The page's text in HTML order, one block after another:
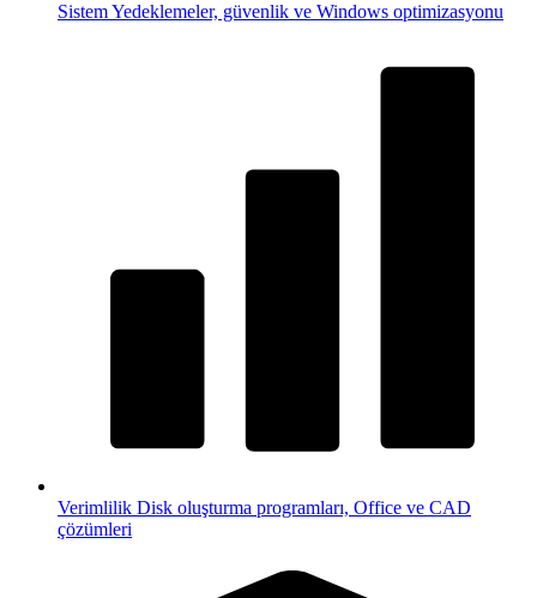
SistemYedeklemeler, güvenlik ve Windows optimizasyonu
Verimlilik Disk oluşturma programları, Office ve CAD
çözümleri